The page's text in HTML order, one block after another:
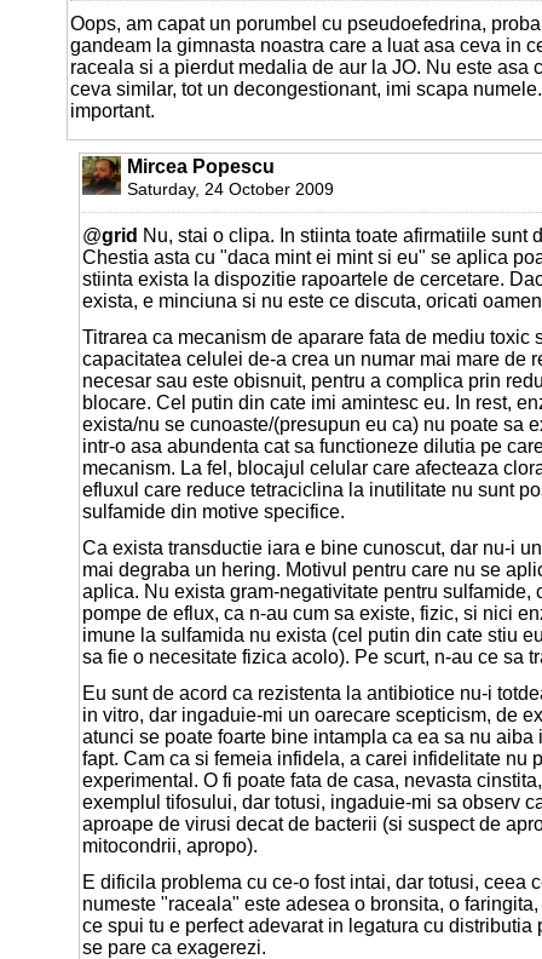
Oops, am capat un porumbel cu pseudoefedrina,
gandeam la gimnasta noastra care a luat asa ceva in
raceala si a pierdut medalia de aur la JO. Nu este asa
ceva similar, tot un decongestionant, imi scapa
important.
Mircea Popescu
Saturday, 24 October 2009
@grid Nu, stai o clipa. In stiinta toate afirmatiile sunt
Chestia asta cu "daca mint ei mint si eu" se aplica
stiinta exista la dispozitie rapoartele de cercetare.
exista, e minciuna si nu este ce discuta, oricati
Titrarea ca mecanism de aparare fata de mediu toxic
capacitatea celulei de-a crea un numar mai mare de
necesar sau este obisnuit, pentru a complica prin
blocare. Cel putin din cate imi amintesc eu. In rest,
exista/nu se cunoaste/(presupun eu ca) nu poate sa
intr-o asa abundenta cat sa functioneze dilutia pe
mecanism. La fel, blocajul celular care afecteaza
efluxul care reduce tetraciclina la inutilitate nu sunt
sulfamide din motive specifice.
Ca exista transductie iara e bine cunoscut, dar nu-i
mai degraba un hering. Motivul pentru care nu se
aplica. Nu exista gram-negativitate pentru sulfamide,
pompe de eflux, ca n-au cum sa existe, fizic, si nici
imune la sulfamida nu exista (cel putin din cate stiu
sa fie o necesitate fizica acolo). Pe scurt, n-au ce sa
Eu sunt de acord ca rezistenta la antibiotice nu-i
in vitro, dar ingaduie-mi un oarecare scepticism, de
atunci se poate foarte bine intampla ca ea sa nu aiba
fapt. Cam ca si femeia infidela, a carei infidelitate nu
experimental. O fi poate fata de casa, nevasta
exemplul tifosului, dar totusi, ingaduie-mi sa observ
aproape de virusi decat de bacterii (si suspect de
mitocondrii, apropo).
E dificila problema cu ce-o fost intai, dar totusi, ceea
numeste "raceala" este adesea o bronsita, o
ce spui tu e perfect adevarat in legatura cu distributia
se pare ca exagerezi.